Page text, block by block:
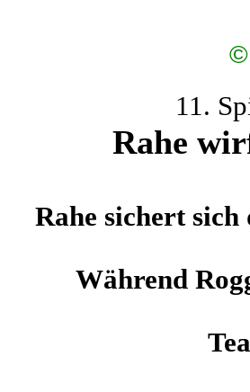
©
11.
Rahe
Rahe sichert
Während